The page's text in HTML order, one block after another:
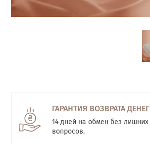
ГАРАНТИЯ ВОЗВРАТА ДЕНЕГ
14 дней на обмен без лишних
вопросов.